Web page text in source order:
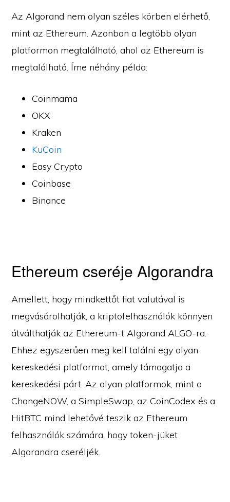
Az Algorand nem olyan széles körben elérhető,
mint az Ethereum. Azonban a legtöbb olyan
platformon megtalálható, ahol az Ethereum is
megtalálható. Íme néhány példa:
Coinmama
OKX
Kraken
KuCoin
Easy Crypto
Coinbase
Binance
Ethereum cseréje Algorandra
Amellett, hogy mindkettőt fiat valutával is
megvásárolhatják, a kriptofelhasználók könnyen
átválthatják az Ethereum-t Algorand ALGO-ra.
Ehhez egyszerűen meg kell találni egy olyan
kereskedési platformot, amely támogatja a
kereskedési párt. Az olyan platformok, mint a
ChangeNOW, a SimpleSwap, az CoinCodex és a
HitBTC mind lehetővé teszik az Ethereum
felhasználók számára, hogy token-jüket
Algorandra cseréljék.